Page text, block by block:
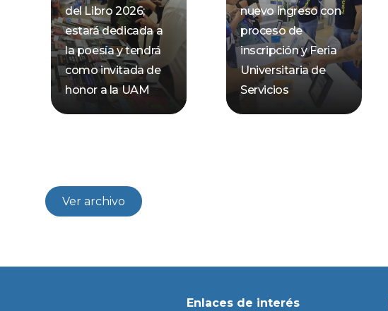
del Libro 2026;
estará dedicada a
la poesía y tendrá
como invitada de
honor a la UAM
nuevo ingreso con
proceso de
inscripción y Feria
Universitaria de
Servicios
Ver archivo
Enlaces de interés